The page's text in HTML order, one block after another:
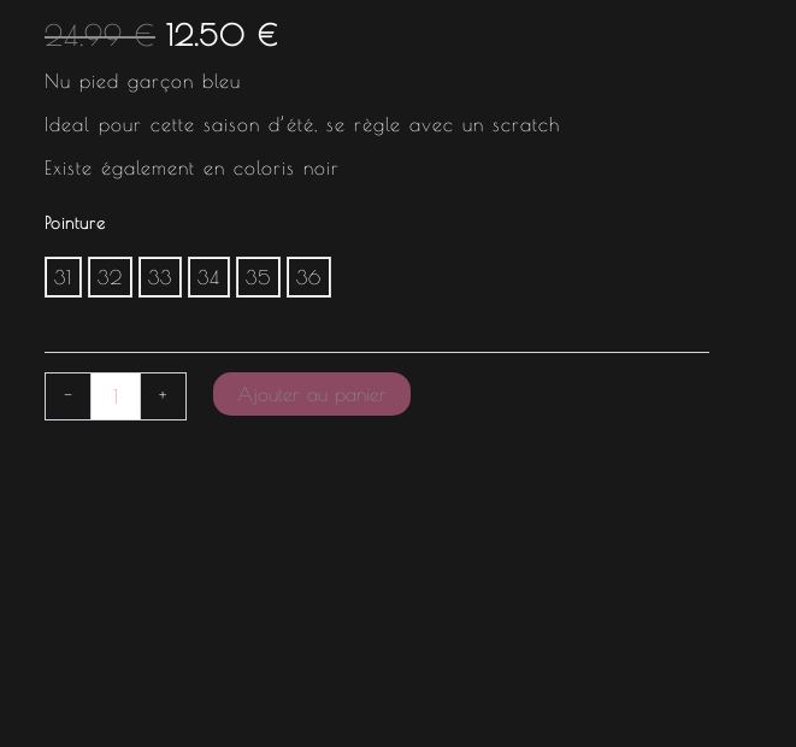
24.99€
était :
24.99 €.
12.50 €
Nu pied garçon bleu
Ideal pour cette saison d’été, se règle avec un scratch
Existe également en coloris noir
Pointure
31 32 33 34 35 36
- + Ajouter au panier